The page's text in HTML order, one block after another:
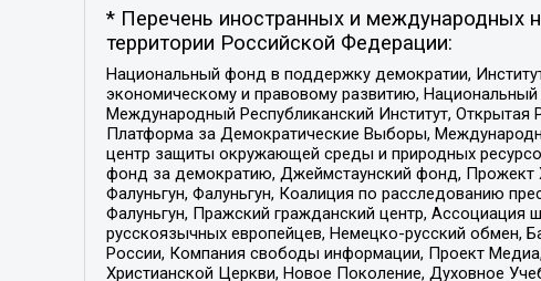
* Перечень иностранных и международных
территории Российской Федерации:
Национальный фонд в поддержку демократии,
экономическому и правовому развитию, Национальный
Международный Республиканский Институт, Открытая
Платформа за Демократические Выборы,
центр защиты окружающей среды и природных
фонд за демократию, Джеймстаунский фонд, Прожект
Фалуньгун, Фалуньгун, Коалиция по расследованию
Фалуньгун, Пражский гражданский центр, Ассоциация
русскоязычных европейцев, Немецко-русский
России, Компания свободы информации, Проект Медиа,
Христианской Церкви, Новое Поколение, Духовное